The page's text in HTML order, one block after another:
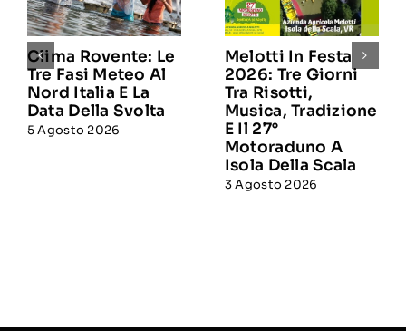
Clima Rovente: Le
Tre Fasi Meteo Al
Nord Italia E La
Data Della Svolta
5 Agosto 2026
Melotti In Festa
2026: Tre Giorni
Tra Risotti,
Musica, Tradizione
E Il 27°
Motoraduno A
Isola Della Scala
3 Agosto 2026